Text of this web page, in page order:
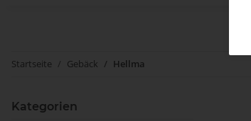
Startseite Gebäck Hellma
Kategorien